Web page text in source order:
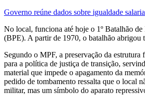
Governo reúne dados sobre igualdade
No local, funciona até hoje o 1º Batalhão
(BPE). A partir de 1970, o batalhão abrigou
Segundo o MPF, a preservação da estrutura
para a política de justiça de transição,
material que impede o apagamento da
pedido de tombamento ressalta que o local
militar, mas um símbolo do aparato